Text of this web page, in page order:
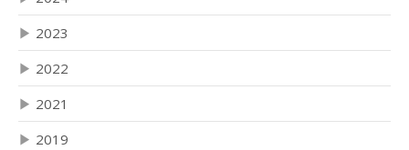
▶ 2023
▶ 2022
▶ 2021
▶ 2019